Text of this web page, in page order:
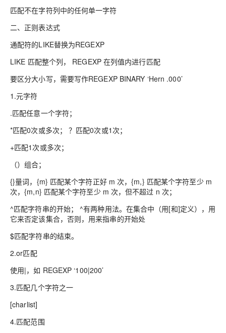
匹配不在字符列中的任何单一字符
二、正则表达式
通配符的LIKE替换为REGEXP
LIKE 匹配整个列， REGEXP 在列值内进行匹配
要区分大小写，需要写作REGEXP BINARY ‘Hern .000’
1.元字符
.匹配任意一个字符；
*匹配0次或多次； ？匹配0次或1次；
+匹配1次或多次；
（）组合；
{}量词，{m} 匹配某个字符正好 m 次，{m,} 匹配某个字符至少 m
次，{m,n} 匹配某个字符至少 m 次，但不超过 n 次；
^匹配字符串的开始； ^有两种用法。在集合中（用[和]定义），用
它来否定该集合，否则，用来指串的开始处
$匹配字符串的结束。
2.or匹配
使用|，如 REGEXP ‘100|200’
3.匹配几个字符之一
[charlist]
4.匹配范围